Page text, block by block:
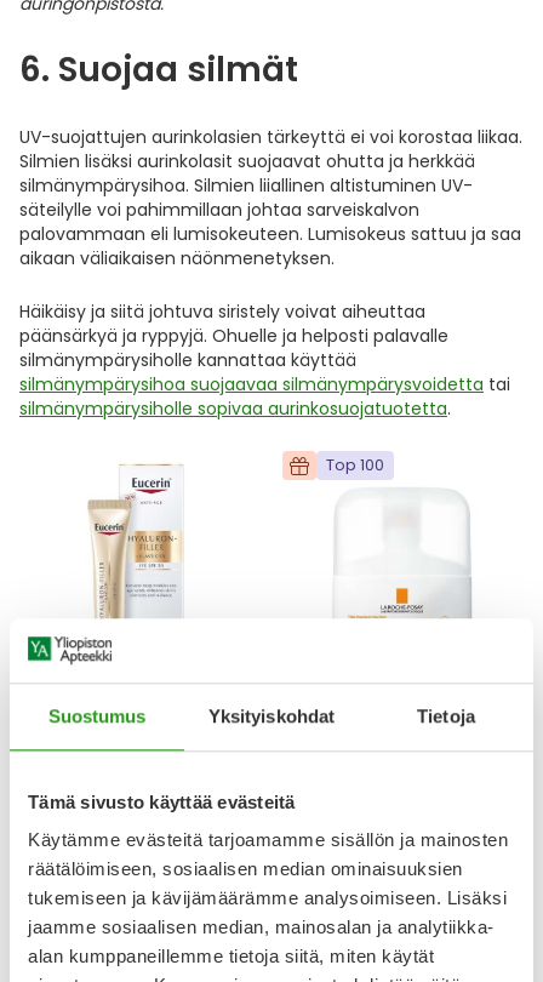
Suostumus Yksityiskohdat Tietoja
Tämä sivusto käyttää evästeitä
Käytämme evästeitä tarjoamamme sisällön ja mainosten
räätälöimiseen, sosiaalisen median ominaisuuksien
tukemiseen ja kävijämäärämme analysoimiseen. Lisäksi
jaamme sosiaalisen median, mainosalan ja analytiikka-
alan kumppaneillemme tietoja siitä, miten käytät
6. Suojaa silmät
UV-suojattujen aurinkolasien tärkeyttä ei voi korostaa liikaa.
Silmien lisäksi aurinkolasit suojaavat ohutta ja herkkää
silmänympärysihoa. Silmien liiallinen altistuminen UV-
säteilylle voi pahimmillaan johtaa sarveiskalvon
palovammaan eli lumisokeuteen. Lumisokeus sattuu ja saa
aikaan väliaikaisen näönmenetyksen.
Häikäisy ja siitä johtuva siristely voivat aiheuttaa
päänsärkyä ja ryppyjä. Ohuelle ja helposti palavalle
silmänympärysiholle kannattaa käyttää
silmänympärysihoa suojaavaa silmänympärysvoidetta tai
silmänympärysiholle sopivaa aurinkosuojatuotetta.
EUCERIN
39,00 €
Top 100
LA ROCHE-POSAY
27,90 €